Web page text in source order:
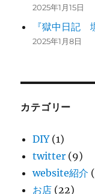
2025年1月15日
『獄中日記
2025年1月8日
カテゴリー
DIY(1)
twitter (9)
website紹介
お店 (22)